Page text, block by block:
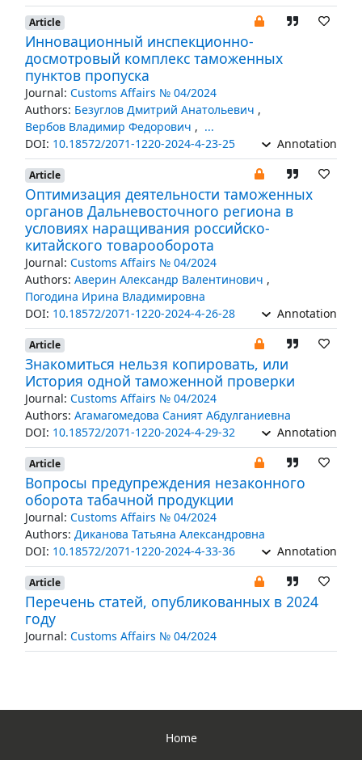
Article
Инновационный инспекционно-
досмотровый комплекс таможенных
пунктов пропуска
Journal: Customs Affairs № 04/2024
Authors: Безуглов Дмитрий Анатольевич ,
Вербов Владимир Федорович , ...
DOI: 10.18572/2071-1220-2024-4-23-25 Annotation
Article
Оптимизация деятельности таможенных
органов Дальневосточного региона в
условиях наращивания российско-
китайского товарооборота
Journal: Customs Affairs № 04/2024
Authors: Аверин Александр Валентинович ,
Погодина Ирина Владимировна
DOI: 10.18572/2071-1220-2024-4-26-28 Annotation
Article
Знакомиться нельзя копировать, или
История одной таможенной проверки
Journal: Customs Affairs № 04/2024
Authors: Агамагомедова Саният Абдулганиевна
DOI: 10.18572/2071-1220-2024-4-29-32 Annotation
Article
Вопросы предупреждения незаконного
оборота табачной продукции
Journal: Customs Affairs № 04/2024
Authors: Диканова Татьяна Александровна
DOI: 10.18572/2071-1220-2024-4-33-36 Annotation
Article
Перечень статей, опубликованных в 2024
году
Journal: Customs Affairs № 04/2024
Home